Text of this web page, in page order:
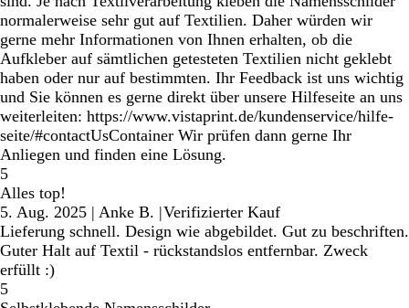
normalerweise sehr gut auf Textilien. Daher würden wir
gerne mehr Informationen von Ihnen erhalten, ob die
Aufkleber auf sämtlichen getesteten Textilien nicht geklebt
haben oder nur auf bestimmten. Ihr Feedback ist uns wichtig
und Sie können es gerne direkt über unsere Hilfeseite an uns
weiterleiten: https://www.vistaprint.de/kundenservice/hilfe-
seite/#contactUsContainer Wir prüfen dann gerne Ihr
Anliegen und finden eine Lösung.
5
Alles top!
5. Aug. 2025 | Anke B. |Verifizierter Kauf
Lieferung schnell. Design wie abgebildet. Gut zu beschriften.
Guter Halt auf Textil - rückstandslos entfernbar. Zweck
erfüllt :)
5